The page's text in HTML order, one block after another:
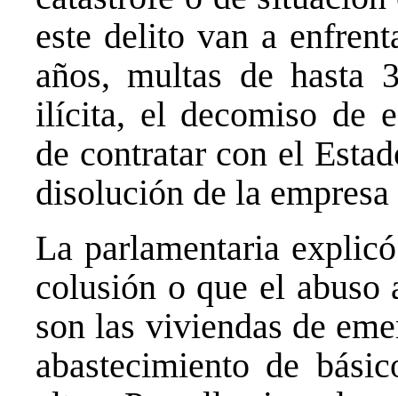
este delito van a
años, multas de hasta
ilícita, el decomiso de
de contratar con el
disolución de la
La parlamentaria
colusión o que el abuso
son las viviendas de
abastecimiento de